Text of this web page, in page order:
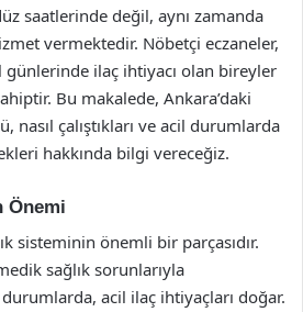
saatlerinde değil, aynı zamanda
vermektedir. Nöbetçi eczaneler,
ilaç ihtiyacı olan bireyler
Bu makalede, Ankara’daki
nasıl çalıştıkları ve acil durumlarda
hakkında bilgi vereceğiz.
Önemi
sisteminin önemli bir parçasıdır.
sağlık sorunlarıyla
acil ilaç ihtiyaçları doğar.